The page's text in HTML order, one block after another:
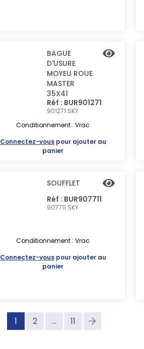
BAGUE
D'USURE
MOYEU ROUE
MASTER
35X41
Réf : BUR901271
901271 SKY
Conditionnement : Vrac
Connectez-vouspour ajouter au
panier
SOUFFLET
Réf : BUR907711
907711 SKY
Conditionnement : Vrac
Connectez-vouspour ajouter au
panier
1 2 ... 11